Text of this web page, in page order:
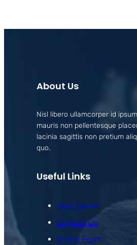
About Us
Nisl libero ullamcorper id
mauris non pellentesque
lacinia sagittis non pretium
quo.
Useful Links
Help Center
Contact Us
Online Form